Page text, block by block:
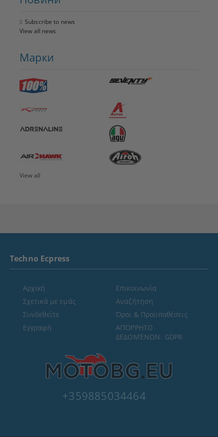
Subscribe to news
View all news
Марки
View all
+359885034464
Techno Ecpress
Αρχική
Σχετικά με εμάς
Συνδεθείτε
Εγγραφή
Επικοινωνία
Αναζήτηση
Όροι & Προϋποθέσεις
ΑΠΌΡΡΗΤΟ
ΔΕΔΟΜΈΝΩΝ: GDPR